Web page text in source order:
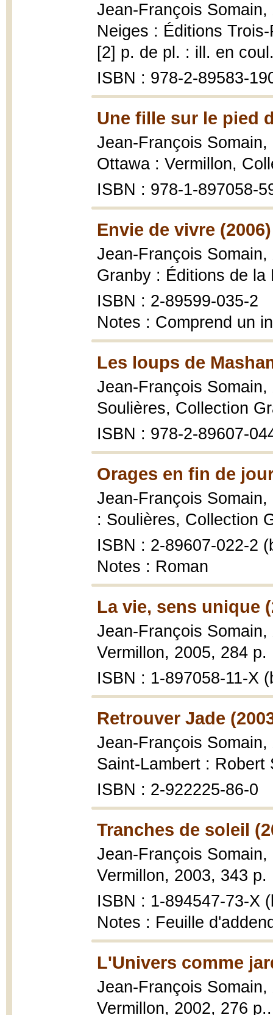
Jean-François Somain,
Neiges : Éditions
[2] p. de pl. : ill. en
ISBN : 978-2-89583-
Une fille sur le pied
Jean-François Somain,
Ottawa : Vermillon,
ISBN : 978-1-897058-
Envie de vivre (2006)
Jean-François Somain,
Granby : Éditions de
ISBN : 2-89599-035-2
Notes : Comprend un
Les loups de
Jean-François Somain,
Soulières, Collection
ISBN : 978-2-89607-
Orages en fin de
Jean-François Somain,
: Soulières, Collection
ISBN : 2-89607-022-2
Notes : Roman
La vie, sens unique
Jean-François Somain,
Vermillon, 2005, 284 p.
ISBN : 1-897058-11-X
Retrouver Jade
Jean-François Somain,
Saint-Lambert :
ISBN : 2-922225-86-0
Tranches de soleil
Jean-François Somain,
Vermillon, 2003, 343 p.
ISBN : 1-894547-73-X
Notes : Feuille
L'Univers comme
Jean-François Somain,
Vermillon, 2002, 276 p..